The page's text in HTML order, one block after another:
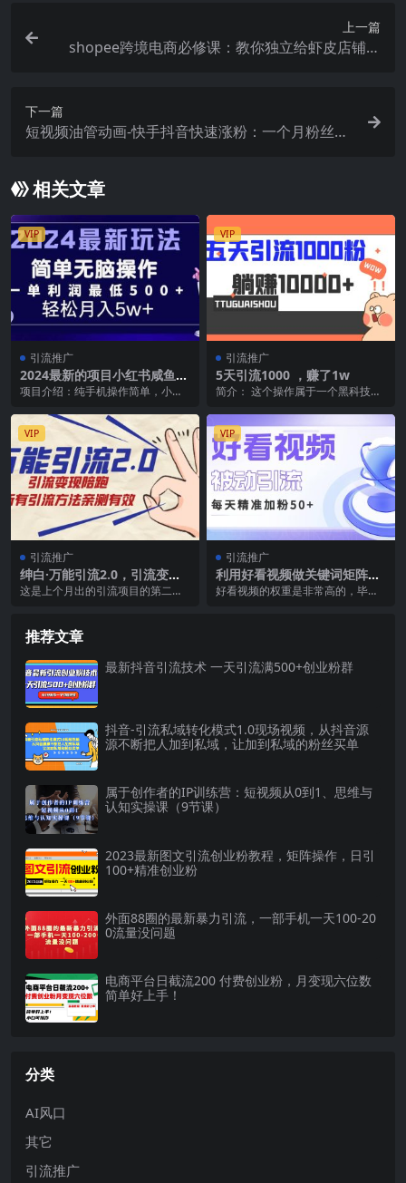
上一篇
shopee跨境电商必修课：教你独立给虾皮店铺选
下一篇
短视频油管动画-快手抖音快速涨粉：一个月粉丝突
相关文章
VIP
引流推广
2024最新的项目小红书咸鱼暴
力引流，简单无脑操作，每单
项目介绍：纯手机操作简单，小白
人多，下单的人超级多...
VIP
引流推广
5天引流1000 ，赚了1w
简介： 这个操作属于一个黑科技操
无限引流，最后在利...
VIP
引流推广
绅白·万能引流2.0，引流变现
陪跑，所有引流方法亲测有效
这是上个月出的引流项目的第二
VIP
引流推广
利用好看视频做关键词矩阵引
流 每天50 精准粉丝 转化超高
好看视频的权重是非常高的，毕竟
推荐文章
最新抖音引流技术 一天引流满500+创业粉群
抖音-引流私域转化模式1.0现场视频，从抖音源
源不断把人加到私域，让加到私域的粉丝买单
属于创作者的IP训练营：短视频从0到1、思维与
认知实操课（9节课）
2023最新图文引流创业粉教程，矩阵操作，日引
100+精准创业粉
外面88圈的最新暴力引流，一部手机一天100-20
0流量没问题
电商平台日截流200 付费创业粉，月变现六位数
简单好上手！
分类
AI风口
其它
引流推广